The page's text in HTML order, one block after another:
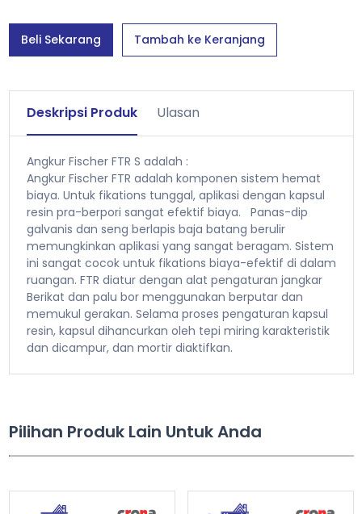
Beli Sekarang Tambah ke Keranjang
Deskripsi Produk Ulasan
Angkur Fischer FTR S adalah :
Angkur Fischer FTR adalah komponen sistem hemat
biaya. Untuk fikations tunggal, aplikasi dengan kapsul
resin pra-berpori sangat efektif biaya. Panas-dip
galvanis dan seng berlapis baja batang berulir
memungkinkan aplikasi yang sangat beragam. Sistem
ini sangat cocok untuk fikations biaya-efektif di dalam
ruangan. FTR diatur dengan alat pengaturan jangkar
Berikat dan palu bor menggunakan berputar dan
memukul gerakan. Selama proses pengaturan kapsul
resin, kapsul dihancurkan oleh tepi miring karakteristik
dan dicampur, dan mortir diaktifkan.
Pilihan Produk Lain Untuk Anda